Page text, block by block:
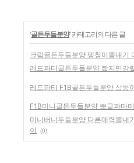
'골든두들분양' 카테고리의 다른 글
크림골든두들분양 댕청미뽐내기
레드파티골든두들분양 짧지만강
레드파티 F1B골든두들분양 삼둥
F1B미니골든두들분양 뽀글파마
미니버니두들분양 다른매력뽐내
이
(0)